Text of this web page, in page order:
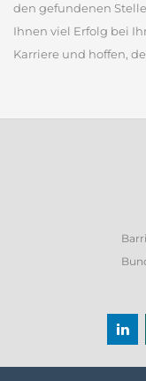
den gefundenen
Ihnen viel Erfolg bei
Karriere und hoffen,